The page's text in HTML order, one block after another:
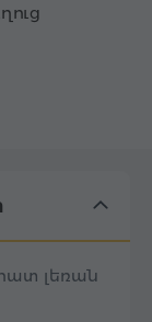
լեռան